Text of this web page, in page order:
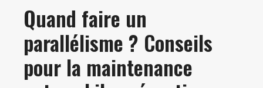
Quand faire un
parallélisme ? Conseils
pour la maintenance